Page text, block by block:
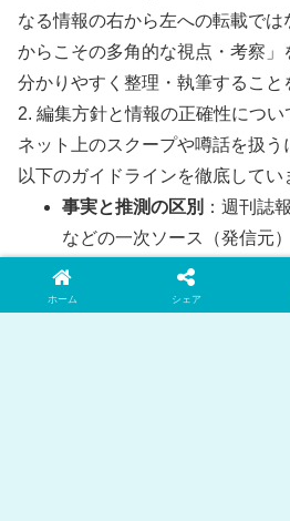
なる情報の右から左への転載で
からこその多角的な視点・考察」
分かりやすく整理・執筆すること
2. 編集方針と情報の正確性につい
ネット上のスクープや噂話を扱
以下のガイドラインを徹底してい
事実と推測の区別 ：週刊誌
などの一次ソース（発信元
「事実」と、ネット上の「
して記載します。
ホーム シェア